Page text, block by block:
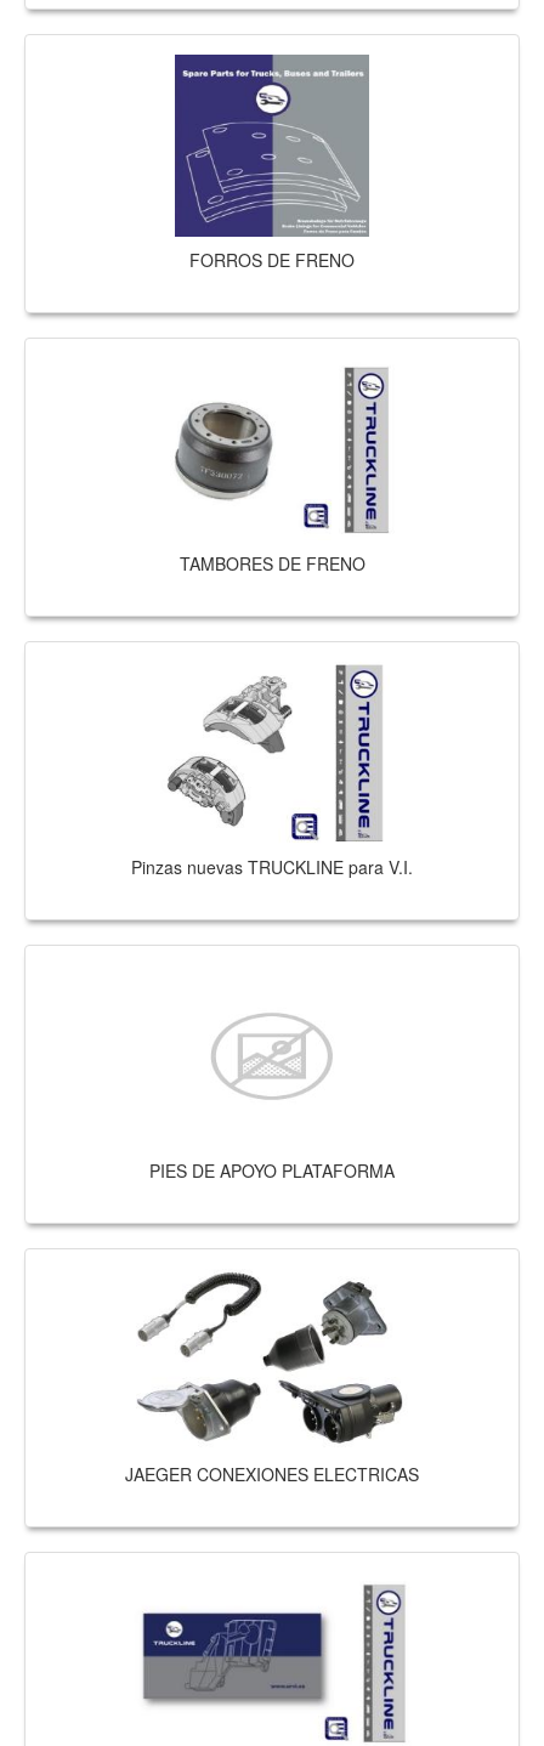
FORROS DE FRENO
TAMBORES DE FRENO
Pinzas nuevas TRUCKLINE para V.I.
PIES DE APOYO PLATAFORMA
JAEGER CONEXIONES ELECTRICAS